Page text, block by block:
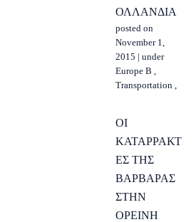
ΟΛΛΑΝΔΙΑ
posted on
November 1,
2015 | under
Europe B
Transportation
ΟΙ
ΚΑΤΑΡΡΑΚΤ
ΕΣ ΤΗΣ
ΒΑΡΒΑΡΑΣ
ΣΤΗΝ
ΟΡΕΙΝΗ